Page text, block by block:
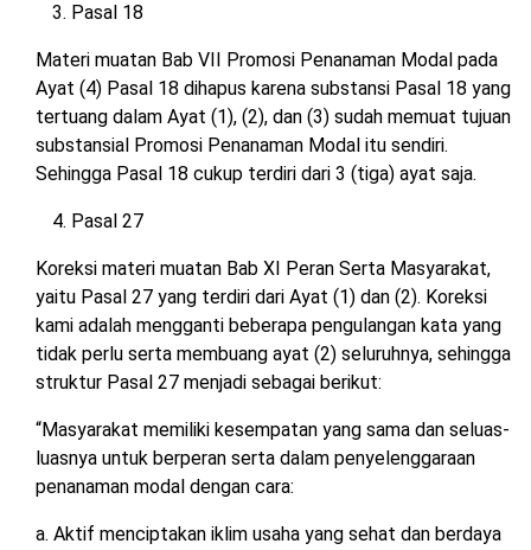
Pasal 18
Materi muatan Bab VII Promosi Penanaman Modal pada
Ayat (4) Pasal 18 dihapus karena substansi Pasal 18 yang
tertuang dalam Ayat (1), (2), dan (3) sudah memuat tujuan
substansial Promosi Penanaman Modal itu sendiri.
Sehingga Pasal 18 cukup terdiri dari 3 (tiga) ayat saja.
Pasal 27
Koreksi materi muatan Bab XI Peran Serta Masyarakat,
yaitu Pasal 27 yang terdiri dari Ayat (1) dan (2). Koreksi
kami adalah mengganti beberapa pengulangan kata yang
tidak perlu serta membuang ayat (2) seluruhnya, sehingga
struktur Pasal 27 menjadi sebagai berikut:
“Masyarakat memiliki kesempatan yang sama dan seluas-
luasnya untuk berperan serta dalam penyelenggaraan
penanaman modal dengan cara:
a. Aktif menciptakan iklim usaha yang sehat dan berdaya